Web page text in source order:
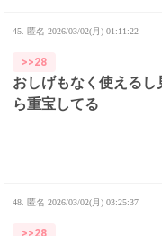
45. 匿名 2026/03/02(月) 01:11:22
>>28
おしげもなく使える
ら重宝してる
48. 匿名 2026/03/02(月) 03:25:37
>>28